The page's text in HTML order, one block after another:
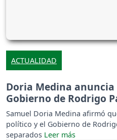
ACTUALIDAD
Doria Medina
Gobierno de Rodrigo
Samuel Doria Medina afirmó
político y el Gobierno de
separados